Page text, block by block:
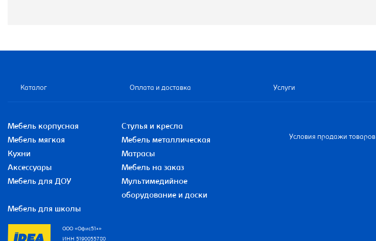
Каталог Оплата и доставка Услуги
Мебель корпусная
Стулья и кресла
Мебель мягкая
Мебель металлическая
Кухни
Матрасы
Аксессуары
Мебель на заказ
Мебель для ДОУ
Мультимедийное
оборудование и доски
Мебель для школы
ООО «Офис51+»
ИНН 5190055780
Условия продажи товаров